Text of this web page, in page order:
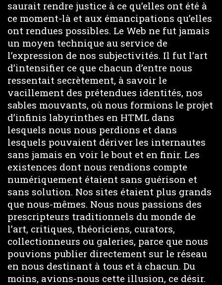
saurait rendre justice à ce qu’elles ont été à
ce moment-là et aux émancipations qu’elles
ont rendues possibles. Le Web ne fut jamais
un moyen technique au service de
l’expression de nos subjectivités. Il fut l’art
d’intensifier ce que chacun d’entre nous
ressentait secrètement, à savoir le
vacillement des prétendues identités, nos
sables mouvants, où nous formions le projet
d’infinis labyrinthes en HTML dans
lesquels nous nous perdions et dans
lesquels pouvaient dériver les internautes
sans jamais en voir le bout et en finir. Les
existences dont nous rendions compte
numériquement étaient sans guérison et
sans solution. Nos sites étaient plus grands
que nous-mêmes. Nous nous passions des
prescripteurs traditionnels du monde de
l’art, critiques, théoriciens, curators,
collectionneurs ou galeries, parce que nous
pouvions publier directement sur le réseau
en nous destinant à tous et à chacun. Du
moins, avions-nous cette illusion, ce désir.